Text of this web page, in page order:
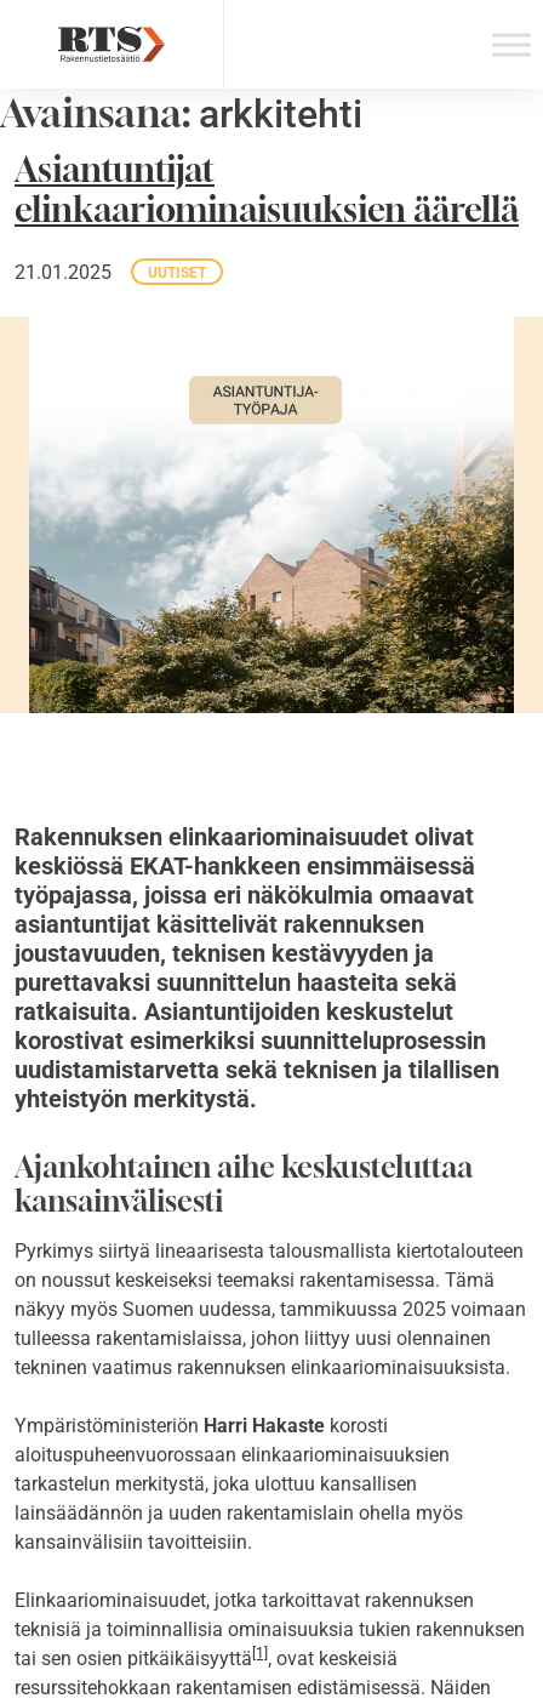
Avainsana: arkkitehti
Asiantuntijat
elinkaariominaisuuksien äärellä
21.01.2025 UUTISET
Rakennuksen elinkaariominaisuudet olivat
keskiössä EKAT-hankkeen ensimmäisessä
työpajassa, joissa eri näkökulmia omaavat
asiantuntijat käsittelivät rakennuksen
joustavuuden, teknisen kestävyyden ja
purettavaksi suunnittelun haasteita sekä
ratkaisuita. Asiantuntijoiden keskustelut
korostivat esimerkiksi suunnitteluprosessin
uudistamistarvetta sekä teknisen ja tilallisen
yhteistyön merkitystä.
Ajankohtainen aihe keskusteluttaa
kansainvälisesti
Pyrkimys siirtyä lineaarisesta talousmallista kiertotalouteen
on noussut keskeiseksi teemaksi rakentamisessa. Tämä
näkyy myös Suomen uudessa, tammikuussa 2025 voimaan
tulleessa rakentamislaissa, johon liittyy uusi olennainen
tekninen vaatimus rakennuksen elinkaariominaisuuksista.
Ympäristöministeriön Harri Hakaste korosti
aloituspuheenvuorossaan elinkaariominaisuuksien
tarkastelun merkitystä, joka ulottuu kansallisen
lainsäädännön ja uuden rakentamislain ohella myös
kansainvälisiin tavoitteisiin.
Elinkaariominaisuudet, jotka tarkoittavat rakennuksen
teknisiä ja toiminnallisia ominaisuuksia tukien rakennuksen
tai sen osien pitkäikäisyyttä [1] , ovat keskeisiä
resurssitehokkaan rakentamisen edistämisessä. Näiden